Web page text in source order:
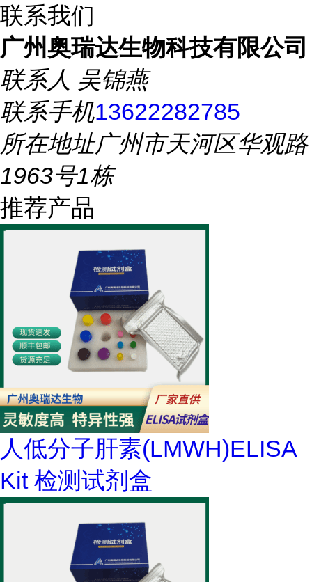
联系我们
广州奥瑞达生物科技有限公司
联系人 吴锦燕
联系手机13622282785
所在地址广州市天河区华观路
1963号1栋
推荐产品
人低分子肝素(LMWH)ELISA
Kit 检测试剂盒